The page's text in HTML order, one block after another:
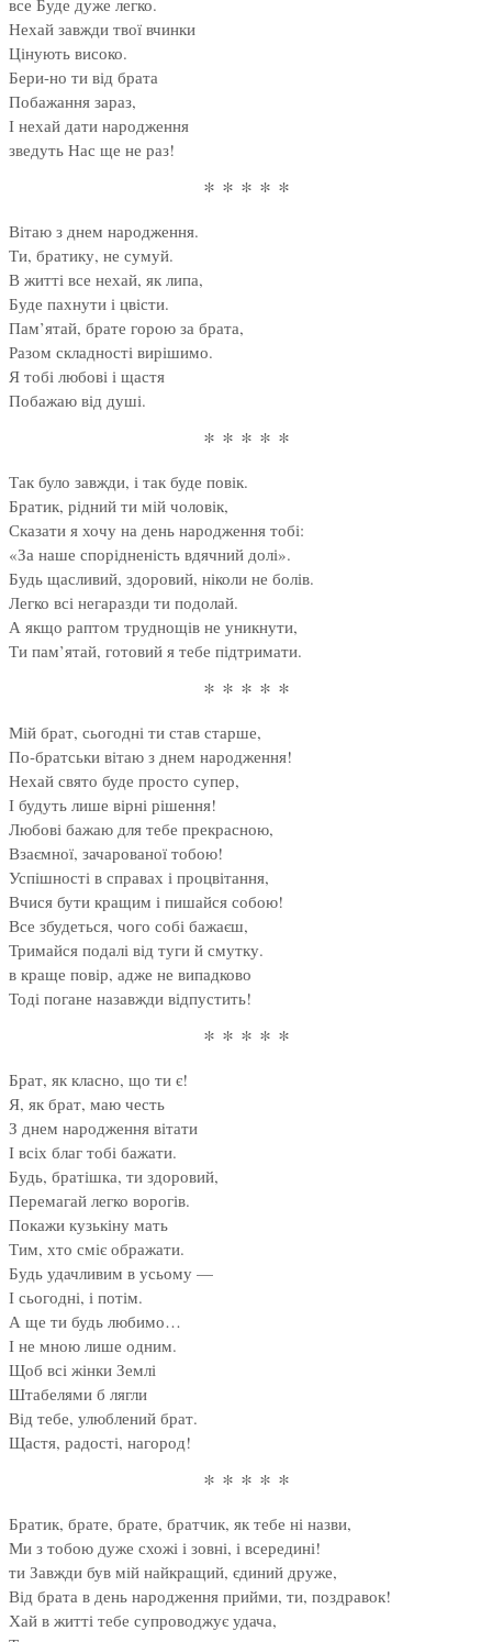
все Буде дуже легко.
Нехай завжди твої вчинки
Цінують високо.
Бери-но ти від брата
Побажання зараз,
І нехай дати народження
зведуть Нас ще не раз!
* * * * *
Вітаю з днем народження.
Ти, братику, не сумуй.
В житті все нехай, як липа,
Буде пахнути і цвісти.
Пам’ятай, брате горою за брата,
Разом складності вирішимо.
Я тобі любові і щастя
Побажаю від душі.
* * * * *
Так було завжди, і так буде повік.
Братик, рідний ти мій чоловік,
Сказати я хочу на день народження тобі:
«За наше спорідненість вдячний долі».
Будь щасливий, здоровий, ніколи не болів.
Легко всі негаразди ти подолай.
А якщо раптом труднощів не уникнути,
Ти пам’ятай, готовий я тебе підтримати.
* * * * *
Мій брат, сьогодні ти став старше,
По-братськи вітаю з днем народження!
Нехай свято буде просто супер,
І будуть лише вірні рішення!
Любові бажаю для тебе прекрасною,
Взаємної, зачарованої тобою!
Успішності в справах і процвітання,
Вчися бути кращим і пишайся собою!
Все збудеться, чого собі бажаєш,
Тримайся подалі від туги й смутку.
в краще повір, адже не випадково
Тоді погане назавжди відпустить!
* * * * *
Брат, як класно, що ти є!
Я, як брат, маю честь
З днем народження вітати
І всіх благ тобі бажати.
Будь, братішка, ти здоровий,
Перемагай легко ворогів.
Покажи кузькіну мать
Тим, хто сміє ображати.
Будь удачливим в усьому —
І сьогодні, і потім.
А ще ти будь любимо…
І не мною лише одним.
Щоб всі жінки Землі
Штабелями б лягли
Від тебе, улюблений брат.
Щастя, радості, нагород!
* * * * *
Братик, брате, брате, братчик, як тебе ні назви,
Ми з тобою дуже схожі і зовні, і всередині!
ти Завжди був мій найкращий, єдиний друже,
Від брата в день народження прийми, ти, поздравок!
Хай в житті тебе супроводжує удача,